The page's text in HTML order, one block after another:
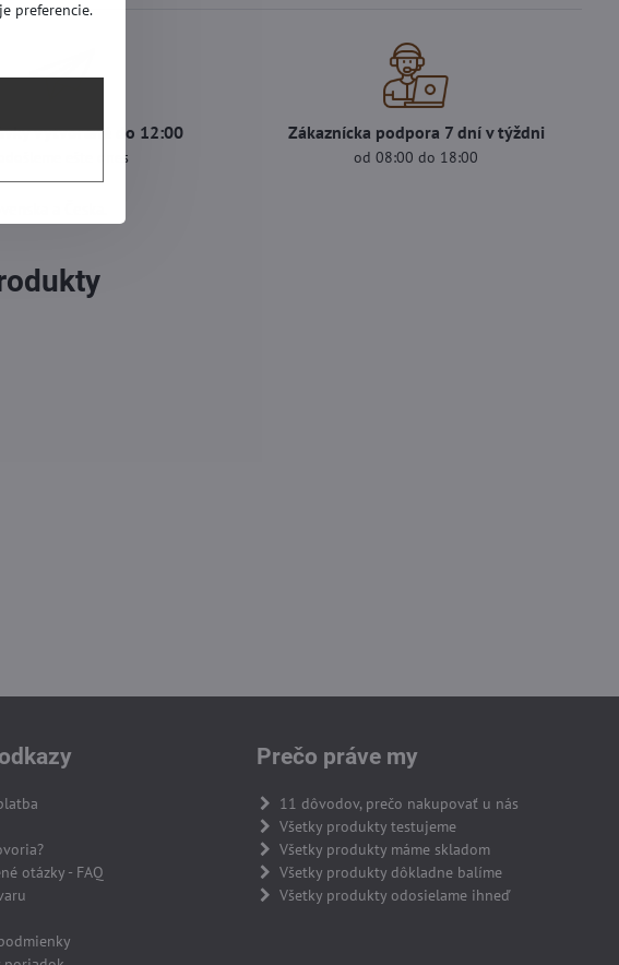
vytvorené do 12:00
odošleme ešte dnes
Zákaznícka podpora 7 dní v týždni
od 08:00 do 18:00
otázky - FAQ
Prečo práve my
11 dôvodov, prečo nakupovať u nás
Všetky produkty testujeme
Všetky produkty máme skladom
Všetky produkty dôkladne balíme
Všetky produkty odosielame ihneď
preferencie.